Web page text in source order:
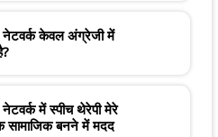
केवल अंग्रेजी में
में स्पीच थेरेपी मेरे
सामाजिक बनने में मदद